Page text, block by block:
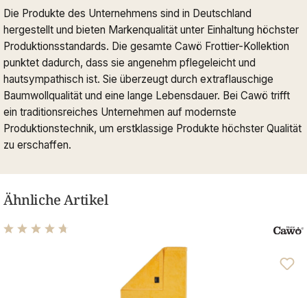
Die Produkte des Unternehmens sind in Deutschland
hergestellt und bieten Markenqualität unter Einhaltung höchster
Produktionsstandards. Die gesamte Cawö Frottier-Kollektion
punktet dadurch, dass sie angenehm pflegeleicht und
hautsympathisch ist. Sie überzeugt durch extraflauschige
Baumwollqualität und eine lange Lebensdauer. Bei Cawö trifft
ein traditionsreiches Unternehmen auf modernste
Produktionstechnik, um erstklassige Produkte höchster Qualität
zu erschaffen.
Ähnliche Artikel
Durchschnittliche Bewertung von 4.81 von 5 Sternen